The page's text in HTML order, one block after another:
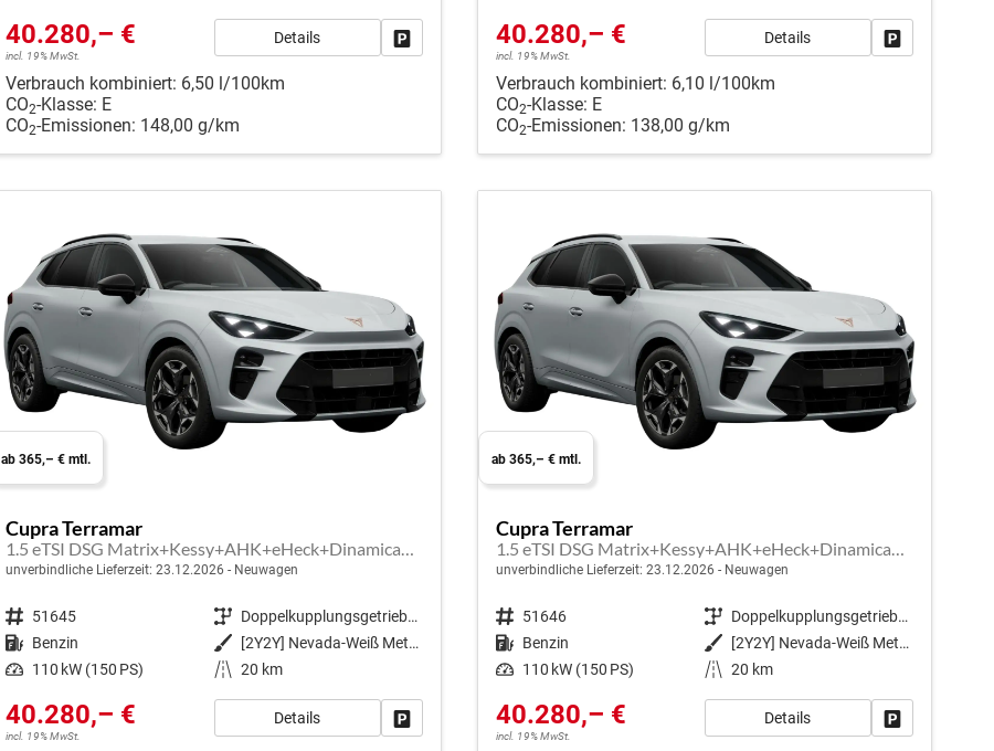
40.280,– €
incl. 19% MwSt.
Details Fahrzeug parken
Verbrauch kombiniert: 6,50 l/100km
CO2-Klasse: E
CO2-Emissionen: 148,00 g/km
40.280,– €
incl. 19% MwSt.
Details
Verbrauch kombiniert: 6,10 l/100km
CO2-Klasse: E
CO2-Emissionen: 138,00 g/km
ab 365,– € mtl.
Cupra Terramar
unverbindliche Lieferzeit: 23.12.2026 Neuwagen
Fahrzeugnr. 51645 Getriebe
Doppelkupplungsgetriebe (DSG)
Kraftstoff Benzin Außenfarbe
[2Y2Y] Nevada-Weiß Metallic
Leistung 110 kW (150 PS) Kilometerstand 20 km
40.280,– €
incl. 19% MwSt.
Details Fahrzeug parken
ab 365,– € mtl.
Cupra Terramar
unverbindliche Lieferzeit: 23.12.2026 Neuwagen
Fahrzeugnr. 51646 Getriebe
Doppelkupplungsgetriebe (DSG)
Kraftstoff Benzin Außenfarbe
[2Y2Y] Nevada-Weiß Metallic
Leistung 110 kW (150 PS) Kilometerstand 20 km
40.280,– €
incl. 19% MwSt.
Details